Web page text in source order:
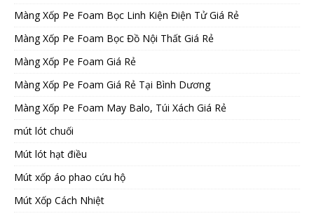
Màng Xốp Pe Foam Bọc Linh Kiện Điện Tử Giá Rẻ
Màng Xốp Pe Foam Bọc Đồ Nội Thất Giá Rẻ
Màng Xốp Pe Foam Giá Rẻ
Màng Xốp Pe Foam Giá Rẻ Tại Bình Dương
Màng Xốp Pe Foam May Balo, Túi Xách Giá Rẻ
mút lót chuối
Mút lót hạt điều
Mút xốp áo phao cứu hộ
Mút Xốp Cách Nhiệt